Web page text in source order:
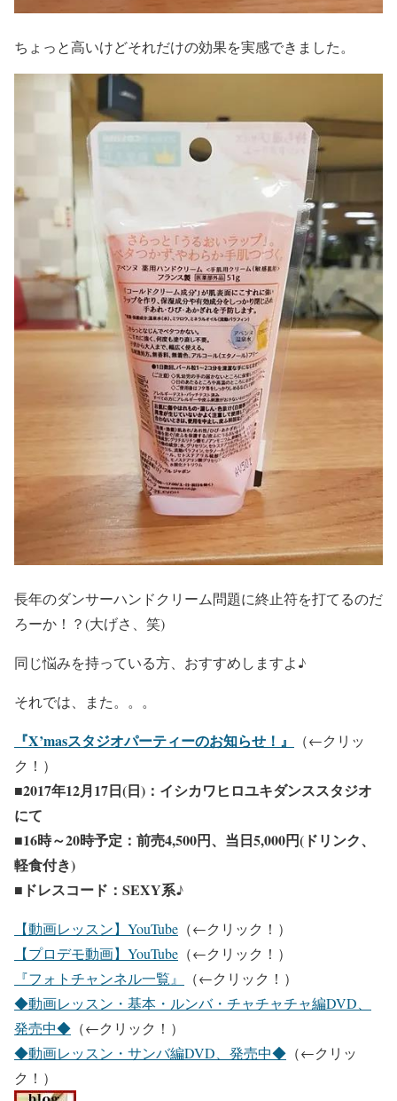
ちょっと高いけどそれだけの効果を実感できました。
長年のダンサーハンドクリーム問題に終止符を打てるのだ
ろーか！？(大げさ、笑)
同じ悩みを持っている方、おすすめしますよ♪
それでは、また。。。
『X’masスタジオパーティーのお知らせ！』
（←クリッ
ク！）
■2017年12月17日(日)：イシカワヒロユキダンススタジオ
にて
■16時～20時予定：前売4,500円、当日5,000円(ドリンク、
軽食付き)
■ドレスコード：SEXY系♪
【動画レッスン】YouTube （←クリック！）
【プロデモ動画】YouTube （←クリック！）
『フォトチャンネル一覧』
（←クリック！）
◆動画レッスン・基本・ルンバ・チャチャチャ編DVD、
発売中◆ （←クリック！）
◆動画レッスン・サンバ編DVD、発売中◆ （←クリッ
ク！）